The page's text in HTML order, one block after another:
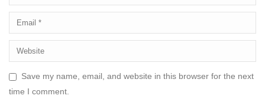
Save my name, email, and website in this browser for the next
time I comment.